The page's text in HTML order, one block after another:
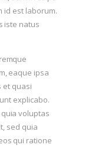
id est laborum.
iste natus
eaque ipsa
et quasi
explicabo.
voluptas
sed quia
qui ratione